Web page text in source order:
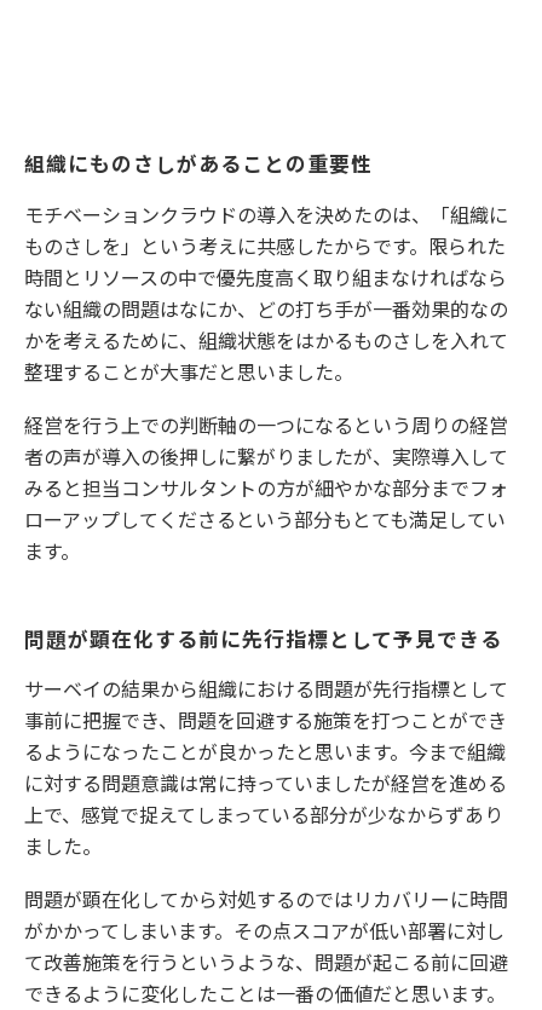
組織にものさしがあることの重要性
モチベーションクラウドの導入を決めたのは、「組織に
ものさしを」という考えに共感したからです。限られた
時間とリソースの中で優先度高く取り組まなければなら
ない組織の問題はなにか、どの打ち手が一番効果的なの
かを考えるために、組織状態をはかるものさしを入れて
整理することが大事だと思いました。
経営を行う上での判断軸の一つになるという周りの経営
者の声が導入の後押しに繋がりましたが、実際導入して
みると担当コンサルタントの方が細やかな部分までフォ
ローアップしてくださるという部分もとても満足してい
ます。
問題が顕在化する前に先行指標として予見できる
サーベイの結果から組織における問題が先行指標として
事前に把握でき、問題を回避する施策を打つことができ
るようになったことが良かったと思います。今まで組織
に対する問題意識は常に持っていましたが経営を進める
上で、感覚で捉えてしまっている部分が少なからずあり
ました。
問題が顕在化してから対処するのではリカバリーに時間
がかかってしまいます。その点スコアが低い部署に対し
て改善施策を行うというような、問題が起こる前に回避
できるように変化したことは一番の価値だと思います。